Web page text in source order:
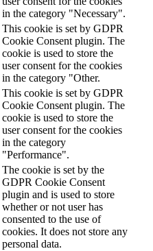
in the category "Necessary".
This cookie is set by GDPR
Cookie Consent plugin. The
cookie is used to store the
user consent for the cookies
in the category "Other.
This cookie is set by GDPR
Cookie Consent plugin. The
cookie is used to store the
user consent for the cookies
in the category
"Performance".
The cookie is set by the
GDPR Cookie Consent
plugin and is used to store
whether or not user has
consented to the use of
cookies. It does not store any
personal data.